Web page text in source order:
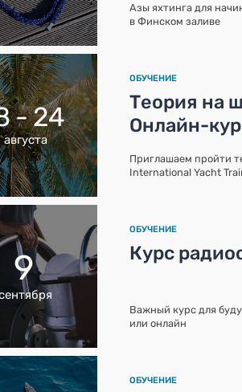
Азы яхтинга для
в Финском заливе
- 24
августа
ОБУЧЕНИЕ
Теория на
Онлайн-
Приглашаем пройти
International Yacht
9
ОБУЧЕНИЕ
Курс
Важный курс для
или онлайн
ОБУЧЕНИЕ